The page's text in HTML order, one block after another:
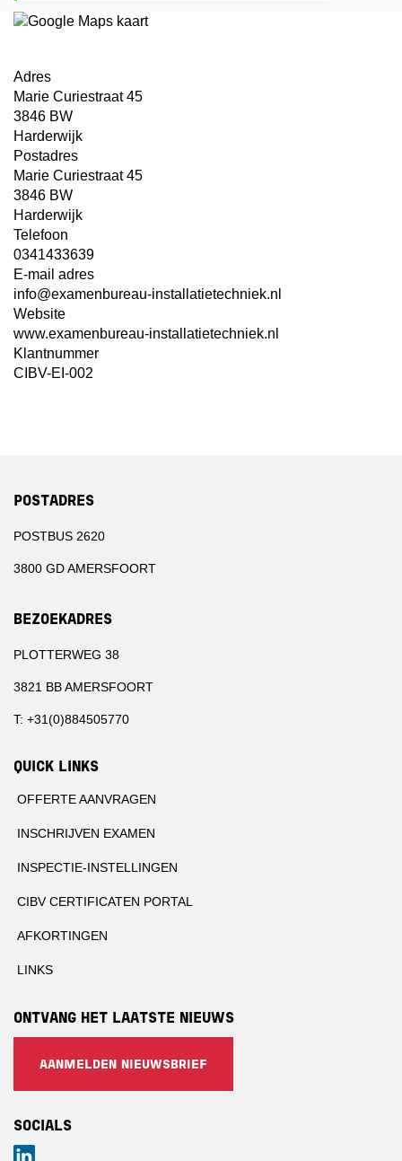
Adres
Marie Curiestraat 45
3846 BW
Harderwijk
Postadres
Marie Curiestraat 45
3846 BW
Harderwijk
Telefoon
0341433639
E-mail adres
info@examenbureau-installatietechniek.nl
Website
www.examenbureau-installatietechniek.nl
Klantnummer
CIBV-EI-002
POSTADRES
POSTBUS 2620
3800 GD AMERSFOORT
BEZOEKADRES
PLOTTERWEG 38
3821 BB AMERSFOORT
T: +31(0)884505770
QUICK LINKS
OFFERTE AANVRAGEN
INSCHRIJVEN EXAMEN
INSPECTIE-INSTELLINGEN
CIBV CERTIFICATEN PORTAL
AFKORTINGEN
LINKS
ONTVANG HET LAATSTE NIEUWS
AANMELDEN NIEUWSBRIEF
SOCIALS